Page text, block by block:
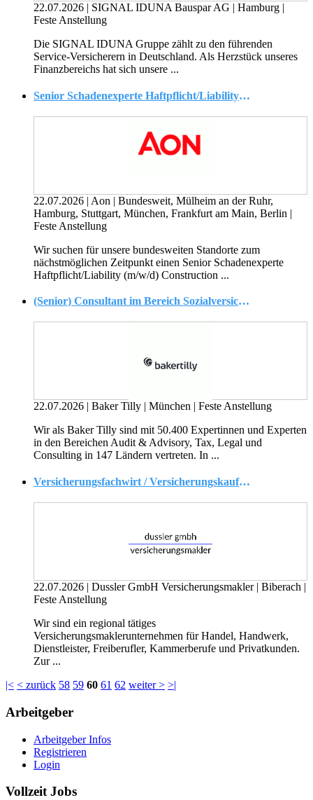
22.07.2026 | SIGNAL IDUNA Bauspar AG | Hamburg |
Feste Anstellung
Die SIGNAL IDUNA Gruppe zählt zu den führenden
Service-Versicherern in Deutschland. Als Herzstück unseres
Finanzbereichs hat sich unsere ...
Senior Schadenexperte Haftpflicht/Liability (m/w/d) Construction
22.07.2026 | Aon | Bundesweit, Mülheim an der Ruhr,
Hamburg, Stuttgart, München, Frankfurt am Main, Berlin |
Feste Anstellung
Wir suchen für unsere bundesweiten Standorte zum
nächstmöglichen Zeitpunkt einen Senior Schadenexperte
Haftpflicht/Liability (m/w/d) Construction ...
(Senior) Consultant im Bereich Sozialversicherung - Global Mobility Services (m/w/d)
22.07.2026 | Baker Tilly | München | Feste Anstellung
Wir als Baker Tilly sind mit 50.400 Expertinnen und Experten
in den Bereichen Audit & Advisory, Tax, Legal und
Consulting in 147 Ländern vertreten. In ...
Versicherungsfachwirt / Versicherungskaufmann (w/m/d)
22.07.2026 | Dussler GmbH Versicherungsmakler | Biberach |
Feste Anstellung
Wir sind ein regional tätiges
Versicherungsmaklerunternehmen für Handel, Handwerk,
Dienstleister, Freiberufler, Kammerberufe und Privatkunden.
Zur ...
|< < zurück 58 59 60 61 62 weiter > >|
Arbeitgeber
Arbeitgeber Infos
Registrieren
Login
Vollzeit Jobs